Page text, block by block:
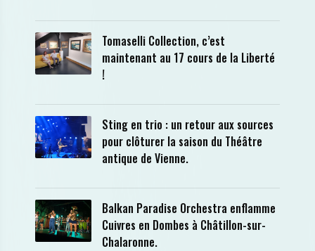
Tomaselli Collection, c’est
maintenant au 17 cours de la Liberté
!
Sting en trio : un retour aux sources
pour clôturer la saison du Théâtre
antique de Vienne.
Balkan Paradise Orchestra enflamme
Cuivres en Dombes à Châtillon-sur-
Chalaronne.